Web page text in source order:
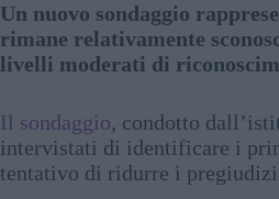
Un nuovo sondaggio
rimane relativamente
livelli moderati di
Il sondaggio, condotto
intervistati di identificare i
tentativo di ridurre i